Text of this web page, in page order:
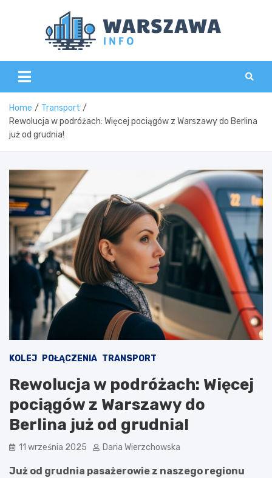
Home
Transport
Rewolucja w podróżach: Więcej pociągów z Warszawy do Berlina
już od grudnia!
KOLEJ POŁĄCZENIA TRANSPORT
Rewolucja w podróżach: Więcej
pociągów z Warszawy do
Berlina już od grudnia!
11 września 2025 Daria Wierzchowska
Już od grudnia pasażerowie z naszego regionu